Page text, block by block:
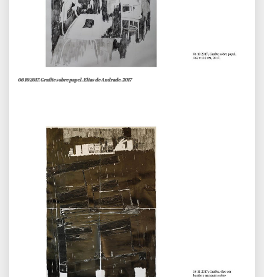
06 10 2017. Grafite sobre papel. Elias de Andrade. 2017